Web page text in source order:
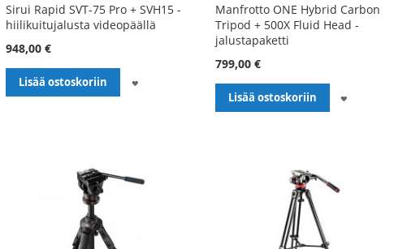
Sirui Rapid SVT-75 Pro + SVH15 -
hiilikuitujalusta videopäällä
948,00 €
Lisää ostoskoriin
TOIVELISTALLE
Manfrotto ONE Hybrid Carbon
Tripod + 500X Fluid Head -
jalustapaketti
799,00 €
Lisää ostoskoriin